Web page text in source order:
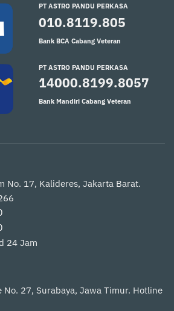
PT ASTRO PANDU PERKASA
010.8119.805
Bank BCA Cabang Veteran
PT ASTRO PANDU PERKASA
14000.8199.8057
Bank Mandiri Cabang Veteran
No. 17, Kalideres, Jakarta Barat.
24 Jam
No. 27, Surabaya, Jawa Timur. Hotline